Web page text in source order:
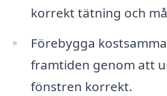
korrekt tätning och
Förebygga
framtiden genom att
fönstren korrekt.